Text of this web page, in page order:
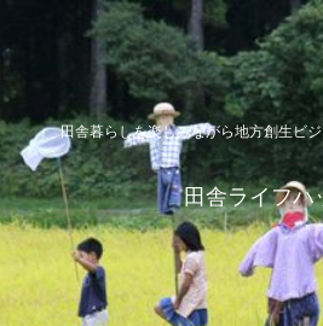
田舎暮らしを楽しみながら地方創生ビ
田舎ライフハ